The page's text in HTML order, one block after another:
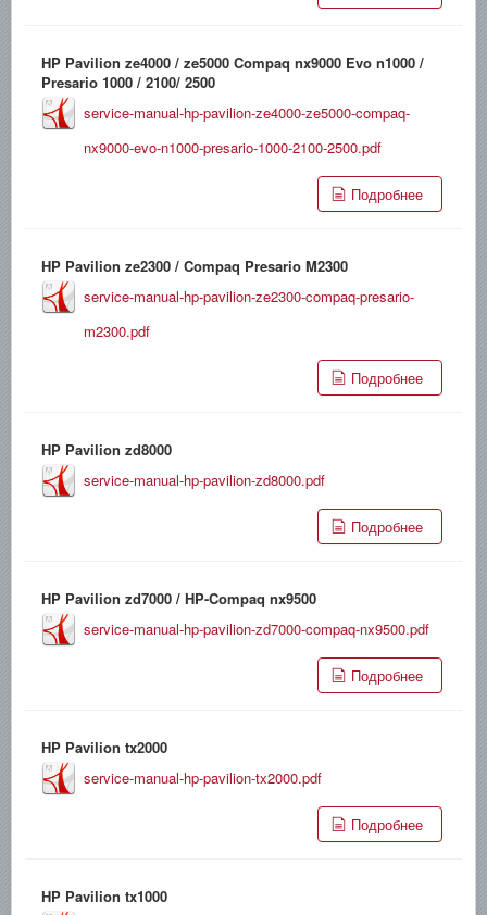
HP Pavilion ze4000 / ze5000 Compaq nx9000 Evo n1000 /
Presario 1000 / 2100/ 2500
service-manual-hp-pavilion-ze4000-ze5000-compaq-
nx9000-evo-n1000-presario-1000-2100-2500.pdf
Подробнее
HP Pavilion ze2300 / Compaq Presario M2300
service-manual-hp-pavilion-ze2300-compaq-presario-
m2300.pdf
Подробнее
HP Pavilion zd8000
service-manual-hp-pavilion-zd8000.pdf
Подробнее
HP Pavilion zd7000 / HP-Compaq nx9500
service-manual-hp-pavilion-zd7000-compaq-nx9500.pdf
Подробнее
HP Pavilion tx2000
service-manual-hp-pavilion-tx2000.pdf
Подробнее
HP Pavilion tx1000